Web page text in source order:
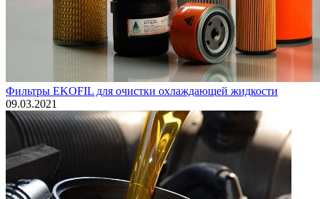
Фильтры EKOFIL для очистки охлаждающей жидкости
09.03.2021